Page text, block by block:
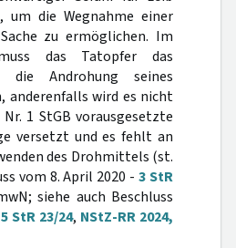
um die Wegnahme einer
zu ermöglichen. Im
das Tatopfer das
die Androhung seines
anderenfalls wird es nicht
1 StGB vorausgesetzte
versetzt und es fehlt an
des Drohmittels (st.
vom 8. April 2020 -3 StR
siehe auch Beschluss
5 StR 23/24, NStZ-RR 2024,